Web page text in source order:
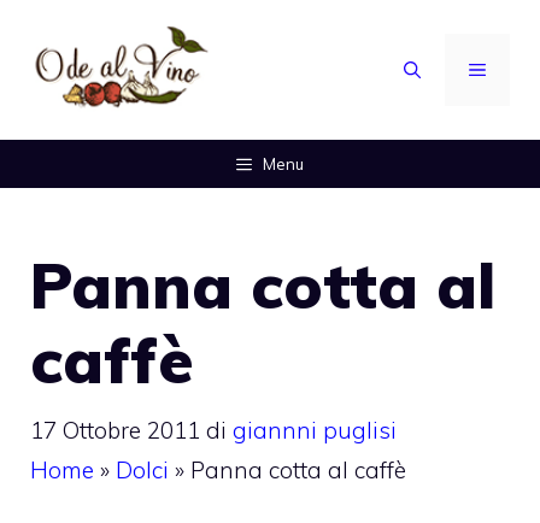
contenuto
MENU
Menu
Panna cotta al
caffè
17 Ottobre 2011 di giannni puglisi
Home » Dolci » Panna cotta al caffè